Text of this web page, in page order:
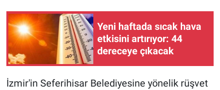
Yeni haftada sıcak hava
etkisini artırıyor: 44
dereceye çıkacak
İzmir'in Seferihisar Belediyesine yönelik rüşvet